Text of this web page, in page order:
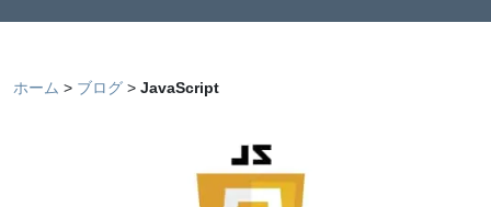
ホーム ブログ JavaScript